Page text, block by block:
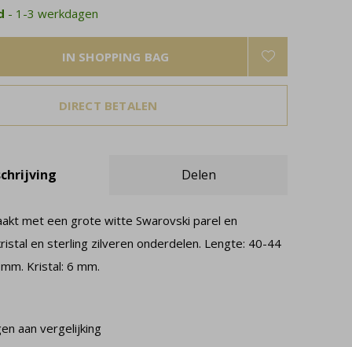
- 1-3 werkdagen
IN SHOPPING BAG
DIRECT BETALEN
Delen
met een grote witte Swarovski parel en
en sterling zilveren onderdelen. Lengte: 40-44
Kristal: 6 mm.
aan vergelijking